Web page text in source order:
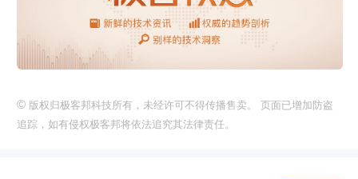
© 版权归极客邦科技所有，未经许可不得传播售卖。 页面已增加防盗
追踪，如有侵权极客邦将依法追究其法律责任。